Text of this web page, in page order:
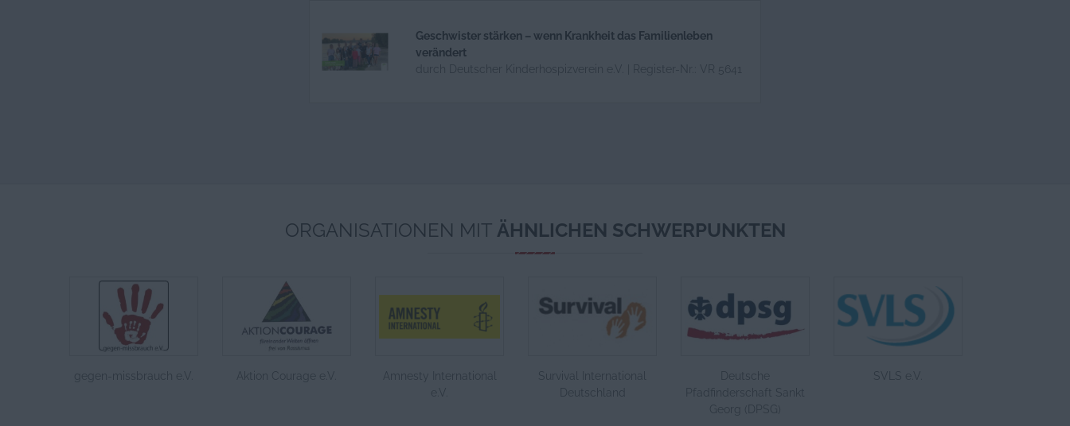
Geschwister stärken – wenn Krankheit das Familienleben
verändert
durch Deutscher Kinderhospizverein e.V. | Register-Nr.: VR 5641
ORGANISATIONEN MIT ÄHNLICHEN SCHWERPUNKTEN
gegen-missbrauch e.V. Aktion Courage e.V.
Amnesty International
Survival International
Pfadfinderschaft Sankt
Georg (DPSG)
SVLS e.V.